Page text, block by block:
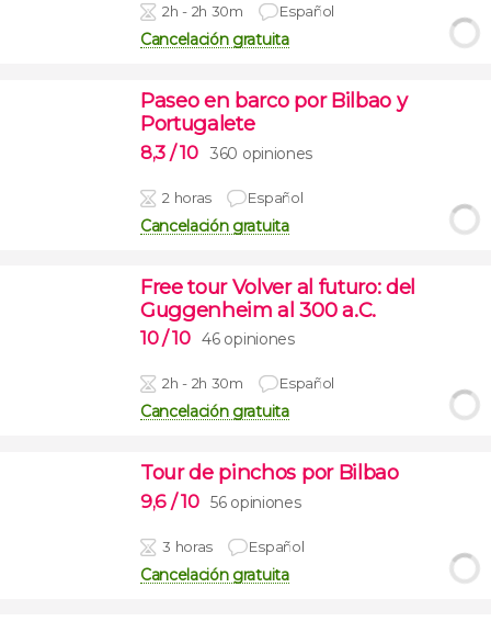
2h - 2h 30m Español
Cancelación gratuita
Paseo en barco por Bilbao y
Portugalete
8,3 / 10 360 opiniones
2 horas Español
Cancelación gratuita
Free tour Volver al futuro: del
Guggenheim al 300 a.C.
10/ 10 46 opiniones
2h - 2h 30m Español
Cancelación gratuita
Tour de pinchos por Bilbao
9,6 / 10 56 opiniones
3 horas Español
Cancelación gratuita